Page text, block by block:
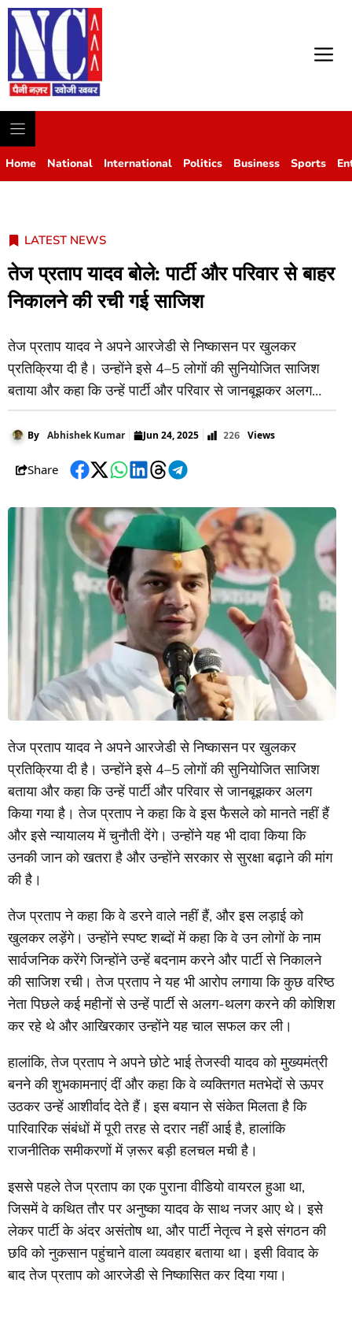
Home National International Politics Business Sports
LATEST NEWS
तेज प्रताप यादव बोले: पार्टी और परिवार से बाहर
निकालने की रची गई साजिश
तेज प्रताप यादव ने अपने आरजेडी से निष्कासन पर खुलकर
प्रतिक्रिया दी है। उन्होंने इसे 4–5 लोगों की सुनियोजित साजिश
बताया और कहा कि उन्हें पार्टी और परिवार से जानबूझकर अलग
किया गया है। तेज प्रताप ने कहा कि वे इस फैसले को मानते नहीं हैं
और इसे न्यायालय में चुनौती देंगे। उन्होंने यह भी
By Abhishek Kumar Jun 24, 2025 226 Views
Share
Facebook
TwitterWhatsApp
LinkedIn
ThreadsTelegram
तेज प्रताप यादव ने अपने आरजेडी से निष्कासन पर खुलकर
प्रतिक्रिया दी है। उन्होंने इसे 4–5 लोगों की सुनियोजित साजिश
बताया और कहा कि उन्हें पार्टी और परिवार से जानबूझकर अलग
किया गया है। तेज प्रताप ने कहा कि वे इस फैसले को मानते नहीं हैं
और इसे न्यायालय में चुनौती देंगे। उन्होंने यह भी दावा किया कि
उनकी जान को खतरा है और उन्होंने सरकार से सुरक्षा बढ़ाने की मांग
की है।
तेज प्रताप ने कहा कि वे डरने वाले नहीं हैं, और इस लड़ाई को
खुलकर लड़ेंगे। उन्होंने स्पष्ट शब्दों में कहा कि वे उन लोगों के नाम
सार्वजनिक करेंगे जिन्होंने उन्हें बदनाम करने और पार्टी से निकालने
की साजिश रची। तेज प्रताप ने यह भी आरोप लगाया कि कुछ वरिष्ठ
नेता पिछले कई महीनों से उन्हें पार्टी से अलग-थलग करने की कोशिश
कर रहे थे और आखिरकार उन्होंने यह चाल सफल कर ली।
हालांकि, तेज प्रताप ने अपने छोटे भाई तेजस्वी यादव को मुख्यमंत्री
बनने की शुभकामनाएं दीं और कहा कि वे व्यक्तिगत मतभेदों से ऊपर
उठकर उन्हें आशीर्वाद देते हैं। इस बयान से संकेत मिलता है कि
पारिवारिक संबंधों में पूरी तरह से दरार नहीं आई है, हालांकि
राजनीतिक समीकरणों में ज़रूर बड़ी हलचल मची है।
इससे पहले तेज प्रताप का एक पुराना वीडियो वायरल हुआ था,
जिसमें वे कथित तौर पर अनुष्का यादव के साथ नजर आए थे। इसे
लेकर पार्टी के अंदर असंतोष था, और पार्टी नेतृत्व ने इसे संगठन की
छवि को नुकसान पहुंचाने वाला व्यवहार बताया था। इसी विवाद के
बाद तेज प्रताप को आरजेडी से निष्कासित कर दिया गया।